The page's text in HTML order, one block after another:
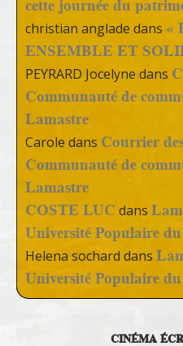
cette journée du
christian anglade dans «
ENSEMBLE ET
PEYRARD Jocelyne dans
Communauté de
Lamastre
Carole dans Courrier
Communauté de
Lamastre
COSTE LUC dans
Université Populaire
Helena sochard dans
Université Populaire
CINÉMA